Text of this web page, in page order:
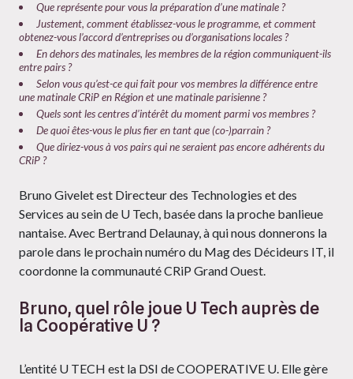
Que représente pour vous la préparation d’une matinale ?
Justement, comment établissez-vous le programme, et comment
obtenez-vous l’accord d’entreprises ou d’organisations locales ?
En dehors des matinales, les membres de la région communiquent-ils
entre pairs ?
Selon vous qu’est-ce qui fait pour vos membres la différence entre
une matinale CRiP en Région et une matinale parisienne ?
Quels sont les centres d’intérêt du moment parmi vos membres ?
De quoi êtes-vous le plus fier en tant que (co-)parrain ?
Que diriez-vous à vos pairs qui ne seraient pas encore adhérents du
CRiP ?
Bruno Givelet est Directeur des Technologies et des
Services au sein de U Tech, basée dans la proche banlieue
nantaise. Avec Bertrand Delaunay, à qui nous donnerons la
parole dans le prochain numéro du Mag des Décideurs IT, il
coordonne la communauté CRiP Grand Ouest.
Bruno, quel rôle joue U Tech auprès de
la Coopérative U ?
L’entité U TECH est la DSI de COOPERATIVE U. Elle gère